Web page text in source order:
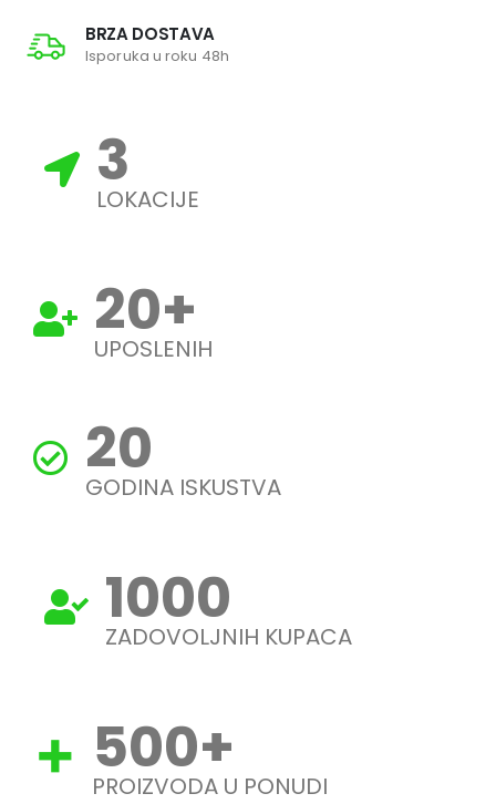
BRZA DOSTAVA
Isporuka u roku 48h
3
LOKACIJE
20+
UPOSLENIH
20
GODINA ISKUSTVA
1000
ZADOVOLJNIH KUPACA
500+
PROIZVODA U PONUDI